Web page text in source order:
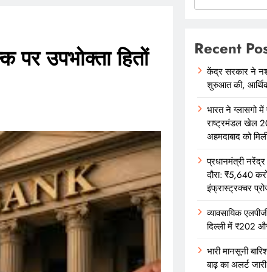
पर उपभोक्ता हितों
Recent
केंद्र सरकार ने
शुरुआत की, आर्थिक
भारत ने ग्लासगो
राष्ट्रमंडल खेल
अहमदाबाद को
प्रधानमंत्री
दौरा: ₹5,640
इंफ्रास्ट्रक्चर
व्यावसायिक
दिल्ली में ₹202
भारी मानसूनी
बाढ़ का अलर्ट